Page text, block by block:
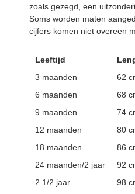
zoals gezegd, een
Soms worden maten
cijfers komen niet overeen
Leeftijd
3 maanden
62
6 maanden
68
9 maanden
74
12 maanden
80
18 maanden
86
24 maanden/2 jaar
92
2 1/2 jaar
98